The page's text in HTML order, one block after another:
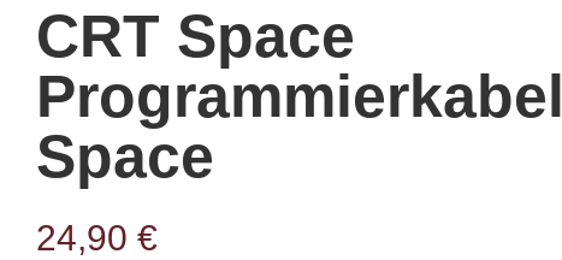
CRT Space
Programmierkabel
Space
24,90 €